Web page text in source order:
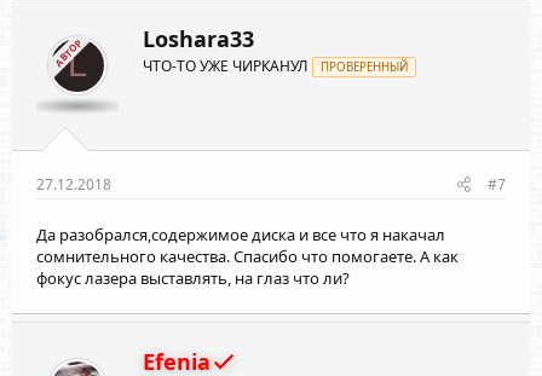
АВТОР
L
Loshara33
ЧТО-ТО УЖЕ ЧИРКАНУЛ ПРОВЕРЕННЫЙ
27.12.2018 #7
Да разобрался,содержимое диска и все что я накачал
сомнительного качества. Спасибо что помогаете. А как
фокус лазера выставлять, на глаз что ли?
Efenia